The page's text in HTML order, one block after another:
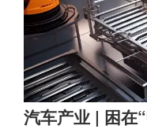
汽车产业 | 困在